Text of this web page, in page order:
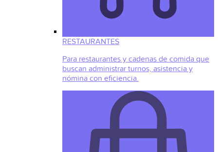
RESTAURANTES
Para restaurantes y cadenas de comida que
buscan administrar turnos, asistencia y
nómina con eficiencia.